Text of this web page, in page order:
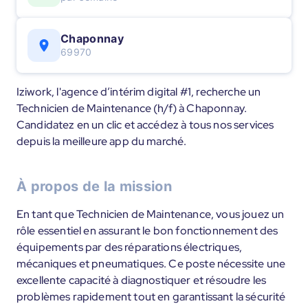
Chaponnay
69970
Iziwork, l'agence d’intérim digital #1, recherche un
Technicien de Maintenance (h/f) à Chaponnay.
Candidatez en un clic et accédez à tous nos services
depuis la meilleure app du marché.
À propos de la mission
En tant que Technicien de Maintenance, vous jouez un
rôle essentiel en assurant le bon fonctionnement des
équipements par des réparations électriques,
mécaniques et pneumatiques. Ce poste nécessite une
excellente capacité à diagnostiquer et résoudre les
problèmes rapidement tout en garantissant la sécurité